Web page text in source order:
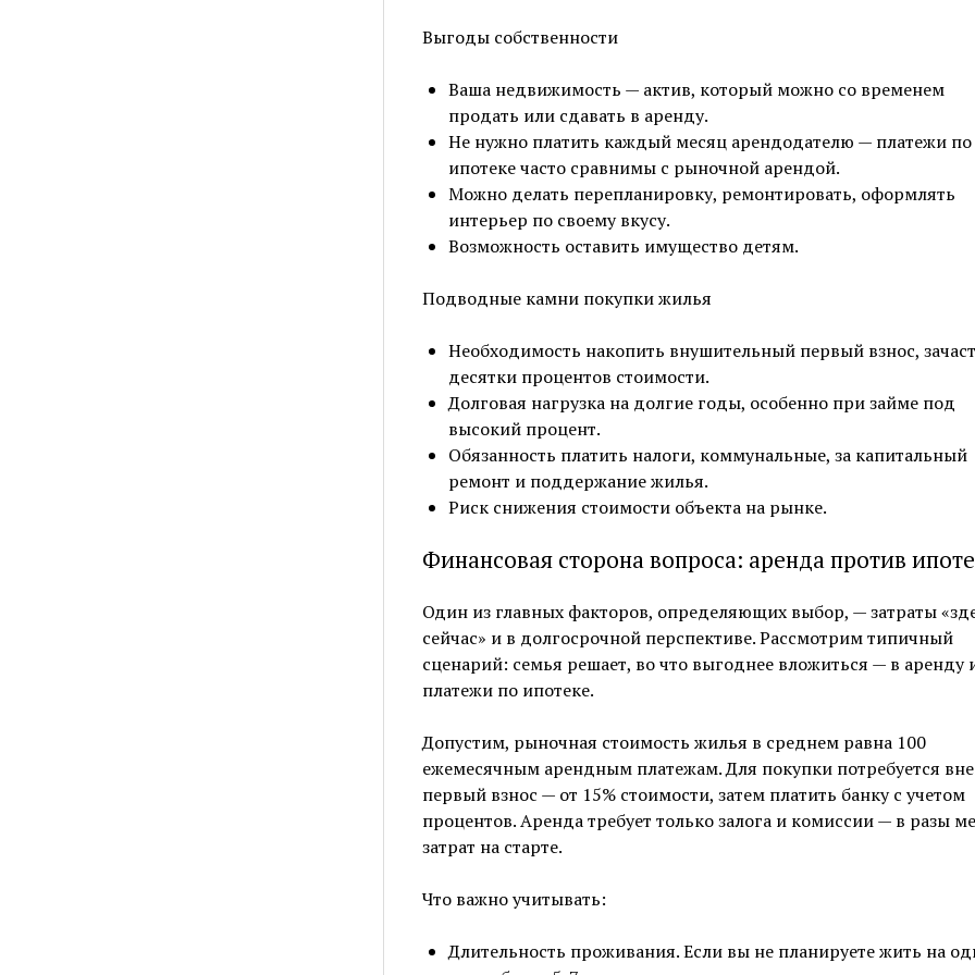
Выгоды собственности
Ваша недвижимость — актив, который можно со временем
продать или сдавать в аренду.
Не нужно платить каждый месяц арендодателю — платежи по
ипотеке часто сравнимы с рыночной арендой.
Можно делать перепланировку, ремонтировать, оформлять
интерьер по своему вкусу.
Возможность оставить имущество детям.
Подводные камни покупки жилья
Необходимость накопить внушительный первый взнос,
десятки процентов стоимости.
Долговая нагрузка на долгие годы, особенно при займе под
высокий процент.
Обязанность платить налоги, коммунальные, за капитальный
ремонт и поддержание жилья.
Риск снижения стоимости объекта на рынке.
Финансовая сторона вопроса: аренда против
Один из главных факторов, определяющих выбор, — затраты
сейчас» и в долгосрочной перспективе. Рассмотрим типичный
сценарий: семья решает, во что выгоднее вложиться — в аренду
платежи по ипотеке.
Допустим, рыночная стоимость жилья в среднем равна 100
ежемесячным арендным платежам. Для покупки потребуется
первый взнос — от 15% стоимости, затем платить банку с учетом
процентов. Аренда требует только залога и комиссии — в разы
затрат на старте.
Что важно учитывать:
Длительность проживания. Если вы не планируете жить на